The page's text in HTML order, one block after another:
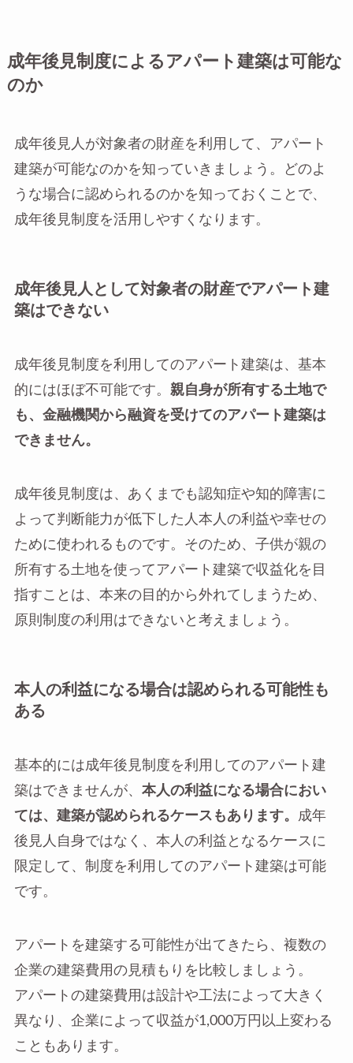
成年後見制度によるアパート建築は可能な
のか
成年後見人が対象者の財産を利用して、アパート
建築が可能なのかを知っていきましょう。どのよ
うな場合に認められるのかを知っておくことで、
成年後見制度を活用しやすくなります。
成年後見人として対象者の財産でアパート建
築はできない
成年後見制度を利用してのアパート建築は、基本
的にはほぼ不可能です。 親自身が所有する土地で
も、金融機関から融資を受けてのアパート建築は
できません。
成年後見制度は、あくまでも認知症や知的障害に
よって判断能力が低下した人本人の利益や幸せの
ために使われるものです。そのため、子供が親の
所有する土地を使ってアパート建築で収益化を目
指すことは、本来の目的から外れてしまうため、
原則制度の利用はできないと考えましょう。
本人の利益になる場合は認められる可能性も
ある
基本的には成年後見制度を利用してのアパート建
築はできませんが、 本人の利益になる場合におい
ては、建築が認められるケースもあります。 成年
後見人自身ではなく、本人の利益となるケースに
限定して、制度を利用してのアパート建築は可能
です。
アパートを建築する可能性が出てきたら、複数の
企業の建築費用の見積もりを比較しましょう。
アパートの建築費用は設計や工法によって大きく
異なり、企業によって収益が1,000万円以上変わる
こともあります。